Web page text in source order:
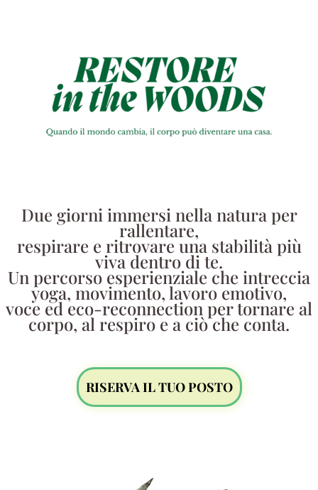
Due giorni immersi nella natura per
rallentare,
respirare e ritrovare una stabilità più
viva dentro di te.
Un percorso esperienziale che intreccia
yoga, movimento, lavoro emotivo,
voce ed eco-reconnection per tornare al
corpo, al respiro e a ciò che conta.
RISERVA IL TUO POSTO